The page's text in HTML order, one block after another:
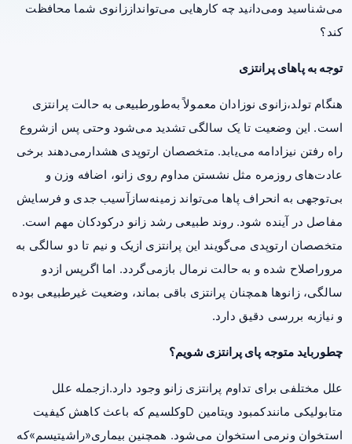
می‌شناسید ومی‌دانید چه کارهایی می‌توانداززانوی شما محافظت
کند؟
توجه به پاهای پرانتزی
هنگام تولد،زانوی نوزادان معمولاً به‌طورطبیعی به حالت پرانتزی
است. این وضعیت تا یک سالگی تشدید می‌شود وحتی پس ازشروع
راه رفتن نیزادامه می‌یابد. متخصصان ارتوپدی هشدارمی‌دهند برخی
عادت‌های روزمره مثل نشستن مداوم روی زانو، اضافه وزن و
بی‌توجهی به انحراف پاها می‌تواند زمینه‌سازآسیب جدی و فرسایش
مفاصل در آینده شود. روند طبیعی رشد زانو درکودکان مهم است.
متخصصان ارتوپدی می‌گویند این پرانتزی ازیک‌ و نیم تا دو سالگی به
مروراصلاح شده و به حالت نرمال بازمی‌گردد. اما اگرپس ازدو
سالگی، زانوها همچنان پرانتزی باقی بماند، وضعیت غیرطبیعی بوده
و نیازبه بررسی دقیق دارد.
چطورباید متوجه پای پرانتزی شویم؟
علل مختلفی برای تداوم پرانتزی زانو وجود دارد.ازجمله علل
متابولیکی مانندکمبود ویتامین Dوکلسیم که باعث کاهش کیفیت
استخوان ونرمی استخوان می‌شود. همچنین بیماری«راشیتیسم»که